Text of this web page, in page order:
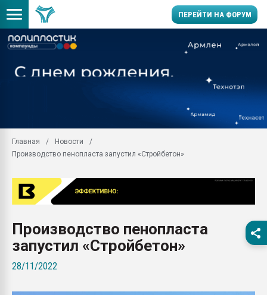
ПЕРЕЙТИ НА ФОРУМ
Вакуум-формовочные
ближайшее
28.07.2026
бутылок
Материал поверхности
вакуумного
Главная
Новости
Производство пенопласта запустил «Стройбетон»
Производство пенопласта
запустил «Стройбетон»
28/11/2022